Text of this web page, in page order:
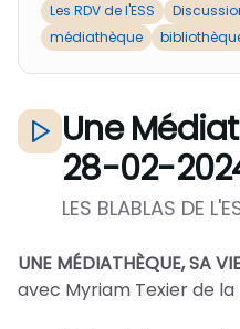
Les RDV de l'ESS
médiathèque
Une
28-02-
LES BLABLAS DE
UNE MÉDIATHÈQUE, SA
avec Myriam Texier de